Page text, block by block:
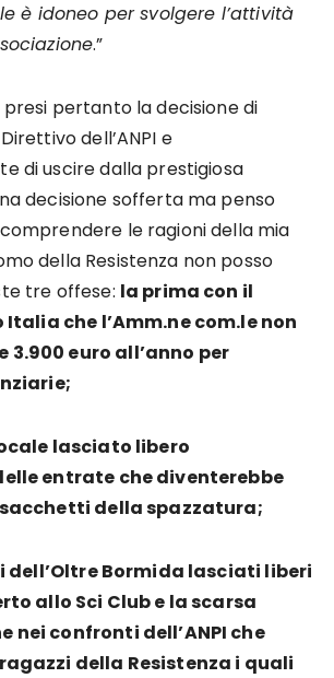
è idoneo per svolgere l’attività
.”
pertanto la decisione di
dell’ANPI e
di uscire dalla prestigiosa
decisione sofferta ma penso
le ragioni della mia
della Resistenza non posso
tre offese: la prima con il
che l’Amm.ne com.le non
euro all’anno per
lasciato libero
entrate che diventerebbe
della spazzatura;
dell’Oltre Bormida lasciati liberi
allo Sci Club e la scarsa
nei confronti dell’ANPI che
della Resistenza i quali